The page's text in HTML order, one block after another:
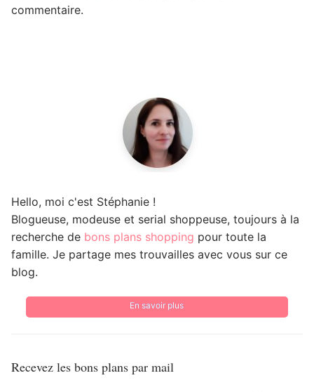
commentaire.
Hello, moi c'est Stéphanie !
Blogueuse, modeuse et serial shoppeuse, toujours à la
recherche de bons plans shopping pour toute la
famille. Je partage mes trouvailles avec vous sur ce
blog.
En savoir plus
Recevez les bons plans par mail